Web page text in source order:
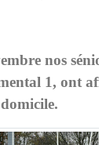
nos
1, ont